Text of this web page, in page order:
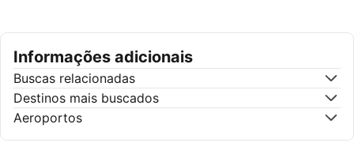
Informações adicionais
Buscas relacionadas
Destinos mais buscados
Aeroportos